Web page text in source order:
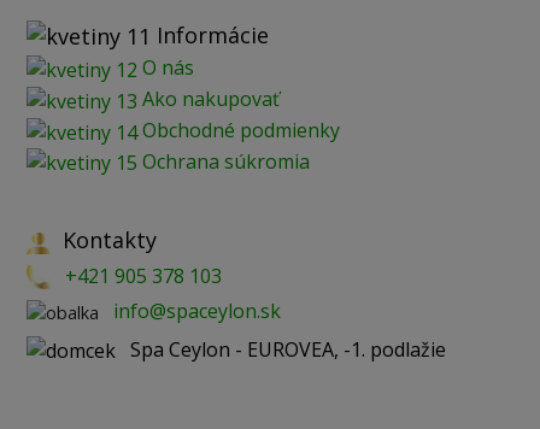
Informácie
O nás
Ako nakupovať
Obchodné podmienky
Ochrana súkromia
Kontakty
+421 905 378 103
info@spaceylon.sk
Spa Ceylon - EUROVEA, -1. podlažie